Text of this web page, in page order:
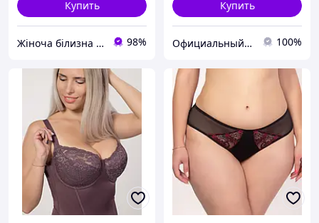
Купить
Жіноча білизна "Lingerie-opt" 98%
Купить
Официальный интернет магазин Сосницкой фабрики нижнего белья "ELITA" 100%